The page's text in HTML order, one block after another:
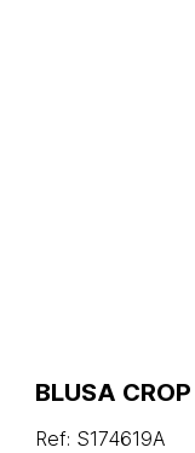
BLUSA
Ref: S174619A